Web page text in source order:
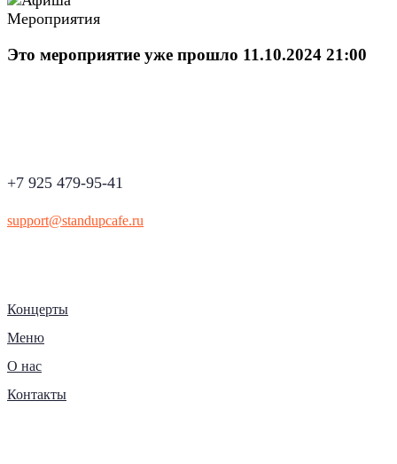
Это мероприятие уже прошло 11.10.2024 21:00
+7 925 479-95-41
support@standupcafe.ru
Концерты
Меню
О нас
Контакты